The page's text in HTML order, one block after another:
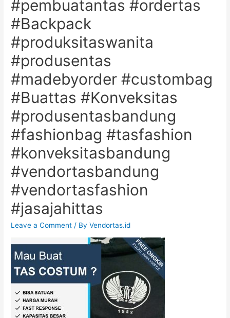
#pembuatantas #ordertas
#Backpack
#produksitaswanita
#produsentas
#madebyorder #custombag
#Buattas #Konveksitas
#produsentasbandung
#fashionbag #tasfashion
#konveksitasbandung
#vendortasbandung
#vendortasfashion
#jasajahittas
Leave a Comment / ByVendortas.id